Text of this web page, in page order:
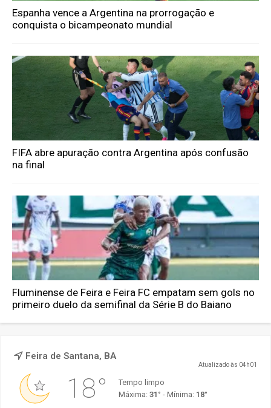
Espanha vence a Argentina na prorrogação e
conquista o bicampeonato mundial
FIFA abre apuração contra Argentina após confusão
na final
Fluminense de Feira e Feira FC empatam sem gols no
primeiro duelo da semifinal da Série B do Baiano
Feira de Santana, BA
Atualizado às 04h01
18°
Tempo limpo
Máxima: 31° - Mínima: 18°